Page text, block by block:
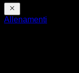
Allenamenti